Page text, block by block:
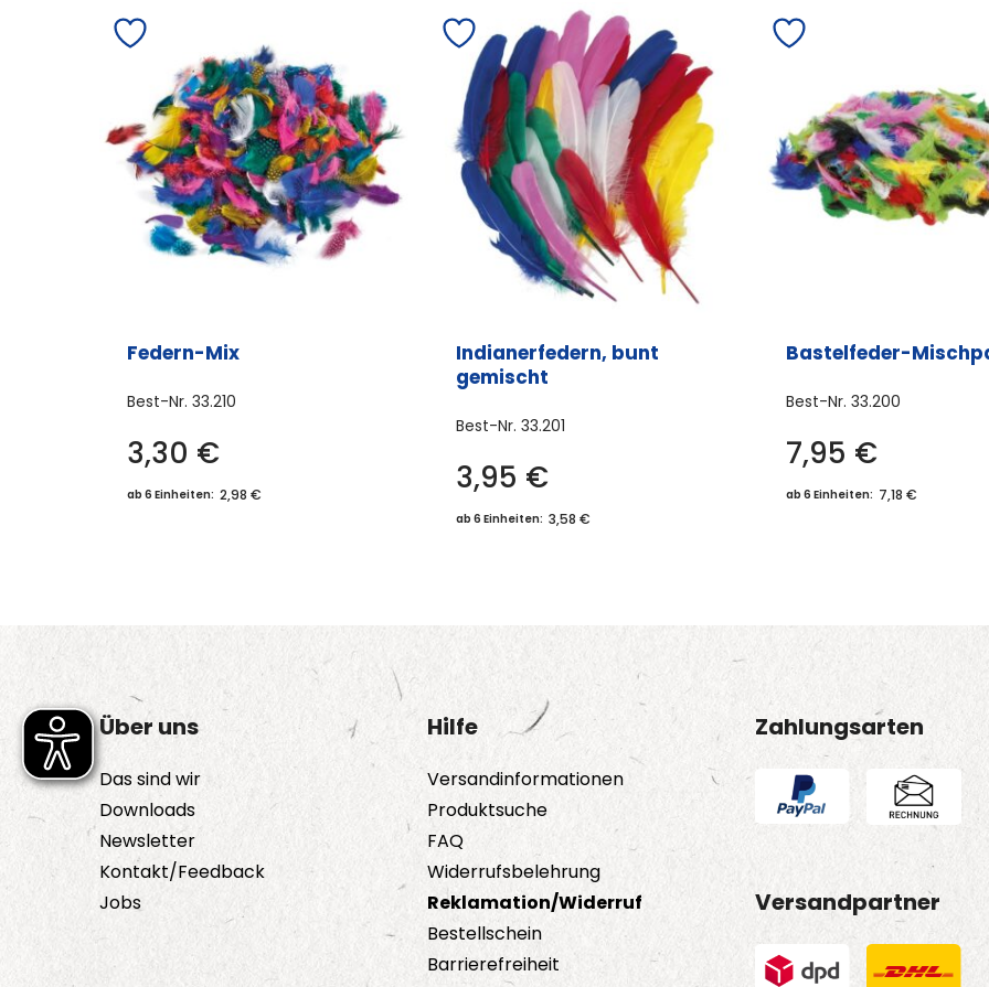
Federn-Mix
Best-Nr. 33.210
3,30 €
ab 6 Einheiten: 2,98 €
Indianerfedern, bunt
gemischt
Best-Nr.33.201
3,95 €
ab 6 Einheiten: 3,58 €
Bastelfeder-
Best-Nr. 33.200
7,95 €
ab 6 Einheiten: 7,18 €
Über uns
Das sind wir
Downloads
Newsletter
Kontakt/Feedback
Jobs
Hilfe
Versandinformationen
Produktsuche
FAQ
Widerrufsbelehrung
Reklamation/Widerruf
Bestellschein
Barrierefreiheit
Zahlungsarten
Versandpartner